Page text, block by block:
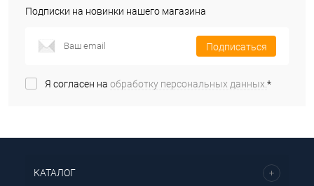
Подписки на новинки нашего магазина
Подписаться
Я согласен на обработку персональных данных.*
КАТАЛОГ